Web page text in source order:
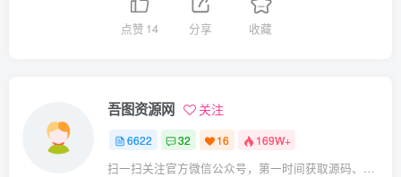
点赞 14 分享 收藏
吾图资源网 关注
6622 32 16 169W+
扫一扫关注官方微信公众号，第一时间获取源码、网赚项目资源教程，自媒体等知识干货，让互联网创业赚钱更简单。